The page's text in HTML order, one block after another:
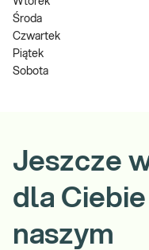
Środa
Czwartek
Piątek
Sobota
Jeszcze
dla
naszym